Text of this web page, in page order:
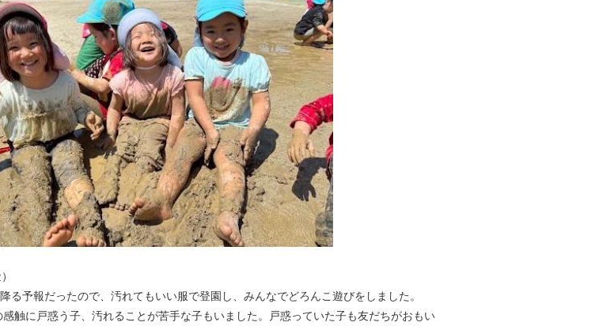
る予報だったので、汚れてもいい服で登園し、みんなでどろんこ遊びをしました。
触に戸惑う子、汚れることが苦手な子もいました。戸惑っていた子も友だちがおもい